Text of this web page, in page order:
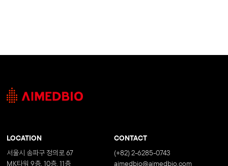
LOCATION
서울시 송파구 정의로 67
MK타워 9층, 10층, 11층
CONTACT
(+82) 2-6285-0743
aimedbio@aimedbio.com